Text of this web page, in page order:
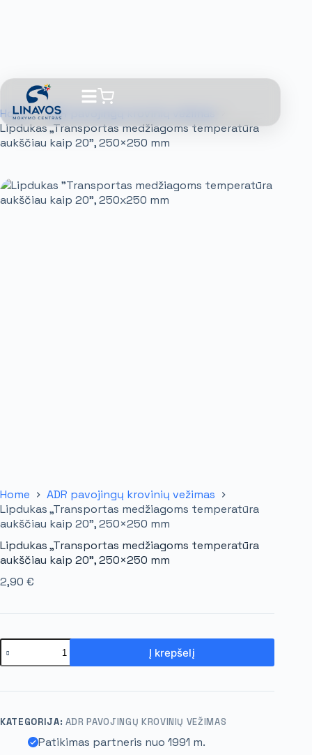
Home
ADR pavojingų krovinių vežimas
Lipdukas „Transportas medžiagoms temperatūra
aukščiau kaip 20”, 250×250 mm
Home
ADR pavojingų krovinių vežimas
Lipdukas „Transportas medžiagoms temperatūra
aukščiau kaip 20”, 250×250 mm
Lipdukas „Transportas medžiagoms temperatūra
aukščiau kaip 20”, 250×250 mm
2,90 €
Į krepšelį
KATEGORIJA: ADR PAVOJINGŲ KROVINIŲ VEŽIMAS
Patikimas partneris nuo 1991 m.